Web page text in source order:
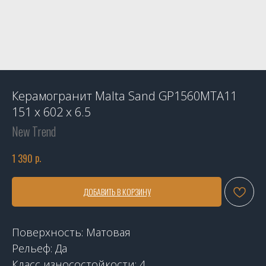
Керамогранит Malta Sand GP1560MTA11
151 x 602 x 6.5
New Trend
1 390 р.
ДОБАВИТЬ В КОРЗИНУ
Поверхность: Матовая
Рельеф: Да